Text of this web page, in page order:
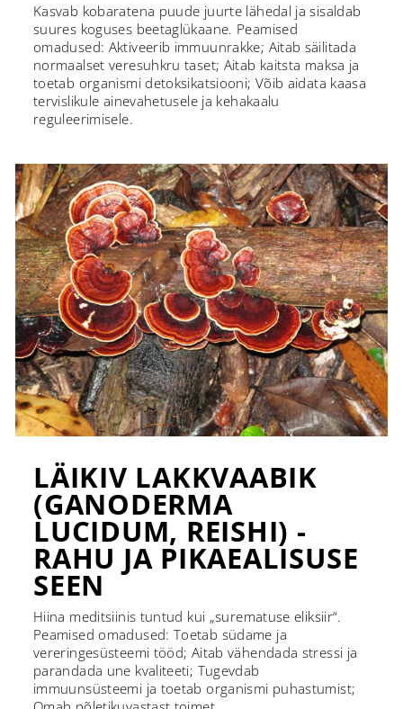
Kasvab kobaratena puude juurte lähedal ja sisaldab
suures koguses beetaglükaane. Peamised
omadused: Aktiveerib immuunrakke; Aitab säilitada
normaalset veresuhkru taset; Aitab kaitsta maksa ja
toetab organismi detoksikatsiooni; Võib aidata kaasa
tervislikule ainevahetusele ja kehakaalu
reguleerimisele.
LÄIKIV LAKKVAABIK
(GANODERMA
LUCIDUM, REISHI) -
RAHU JA PIKAEALISUSE
SEEN
Hiina meditsiinis tuntud kui „surematuse eliksiir“.
Peamised omadused: Toetab südame ja
vereringesüsteemi tööd; Aitab vähendada stressi ja
parandada une kvaliteeti; Tugevdab
immuunsüsteemi ja toetab organismi puhastumist;